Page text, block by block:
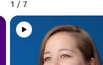
1 / 7